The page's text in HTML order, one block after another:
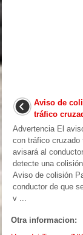
Aviso de
tráfico
Advertencia El
con tráfico cruzado
avisará al
detecte una
Aviso de colisión
conductor de que
v ...
Otra informacion: